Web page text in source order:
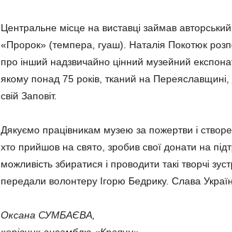
Центральне місце на виставці зай­мав
«Пророк» (темпера, гуаш). Наталія Покотюк
про інший надзвичайно цінний музейний
якому по­над 75 років, тканий на
свій Заповіт.
Дякуємо працівникам музею за пожертви і
хто прий­шов на свято, зробив свої донати на
можливість збиратися і прово­дити такі творчі
передали волон­теру Ігорю Бедрику. Слава
Оксана СУМБАЄВА,